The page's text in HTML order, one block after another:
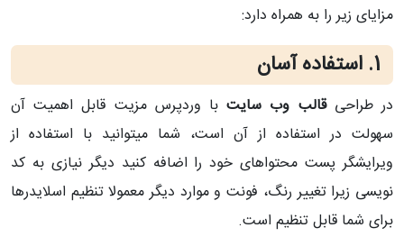
مزایای زیر را به همراه دارد:
1. استفاده آسان
در طراحیقالب وب سایتبا وردپرس مزیت قابل اهمیت آن
سهولت در استفاده از آن است، شما میتوانید با استفاده از
ویرایشگر پست محتواهای خود را اضافه کنید دیگر نیازی به کد
نویسی زیرا تغییر رنگ، فونت و موارد دیگر معمولا تنظیم اسلایدرها
برای شما قابل تنظیم است.